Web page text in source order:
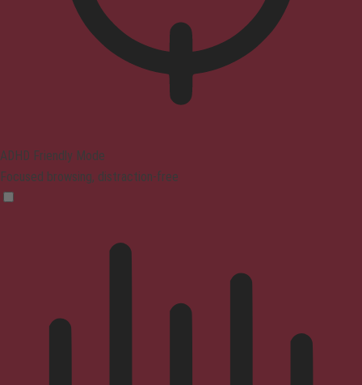
ADHD Friendly Mode
Focused browsing, distraction-free